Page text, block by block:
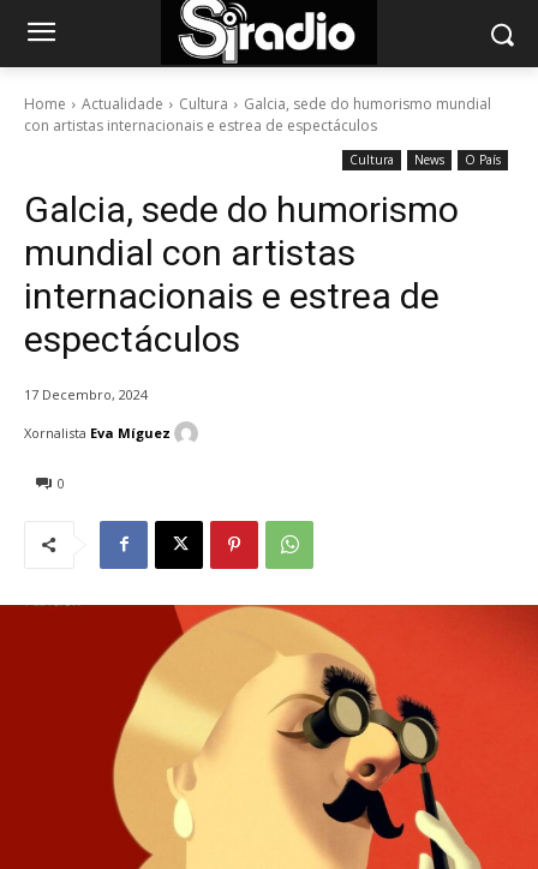
Home Actualidade Cultura
Galcia, sede do humorismo mundial
con artistas internacionais e estrea de espectáculos
Cultura News O País
Galcia, sede do humorismo
mundial con artistas
internacionais e estrea de
espectáculos
17 Decembro, 2024
0
Xornalista Eva Míguez